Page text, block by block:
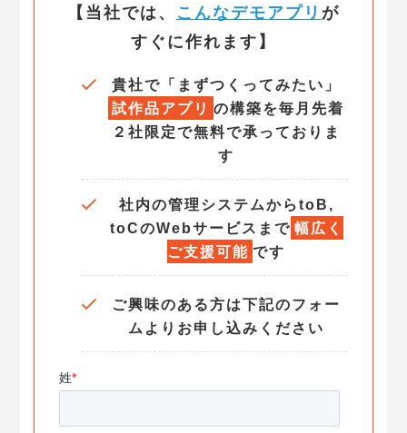
【当社では、 こんなデモアプリ が
すぐに作れます】
貴社で「まずつくってみたい」
試作品アプリ の構築を毎月先着
２社限定で無料で承っておりま
す
社内の管理システムからtoB,
toCのWebサービスまで 幅広く
ご支援可能 です
ご興味のある方は下記のフォー
ムよりお申し込みください